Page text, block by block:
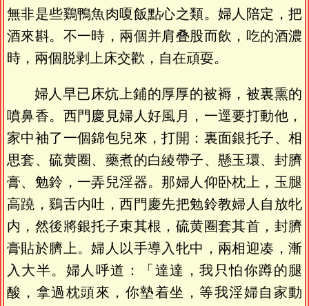
無非是些鷄鴨魚肉嗄飯點心之類。婦人陪定，把
酒來斟。不一時，兩個并肩叠股而飲，吃的酒濃
時，兩個脱剥上床交歡，自在頑耍。
婦人早已床炕上鋪的厚厚的被褥，被裏熏的
噴鼻香。西門慶見婦人好風月，一逕要打動他，
家中袖了一個錦包兒來，打開：裏面銀托子、相
思套、硫黄圈、藥煮的白綾帶子、懸玉環、封臍
膏、勉鈴，一弄兒淫器。那婦人仰卧枕上，玉腿
高蹺，鷄舌内吐，西門慶先把勉鈴教婦人自放牝
内，然後將銀托子束其根，硫黄圈套其首，封臍
膏貼於臍上。婦人以手導入牝中，兩相迎凑，漸
入大半。婦人呼道：「達達，我只怕你蹲的腿
酸，拿過枕頭來，你墊着坐，等我淫婦自家動